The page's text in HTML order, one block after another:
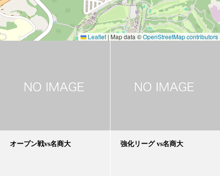
Leaflet | Map data ©OpenStreetMap contributors
オープン戦vs名商大 強化リーグ vs名商大